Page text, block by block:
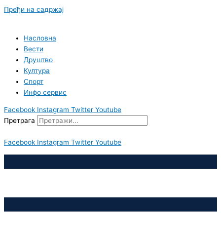
Пређи на садржај
Насловна
Вести
Друштво
Култура
Спорт
Инфо сервис
Facebook Instagram Twitter Youtube
Претрага
Facebook Instagram Twitter Youtube